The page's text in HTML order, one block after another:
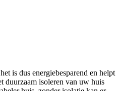
is dus energiebesparend en helpt
duurzaam isoleren van uw huis